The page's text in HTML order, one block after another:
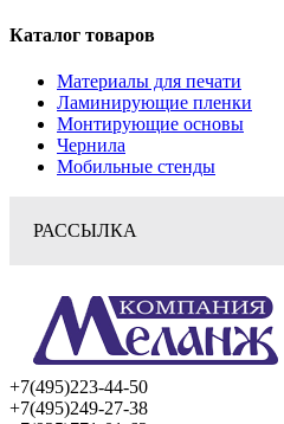
Каталог товаров
Материалы для печати
Ламинирующие пленки
Монтирующие основы
Чернила
Мобильные стенды
РАССЫЛКА
+7(495)223-44-50
+7(495)249-27-38